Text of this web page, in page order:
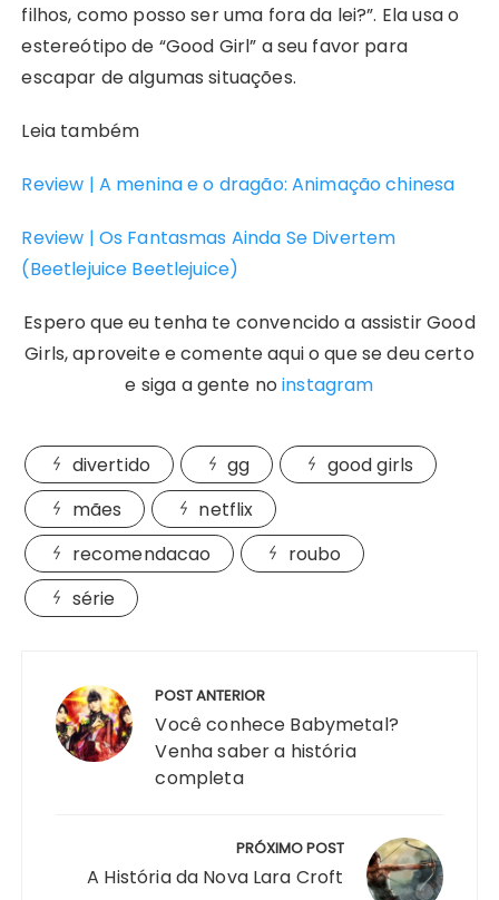
filhos, como posso ser uma fora da lei?”. Ela usa o
estereótipo de “Good Girl” a seu favor para
escapar de algumas situações.
Leia também
Review | A menina e o dragão: Animação chinesa
Review | Os Fantasmas Ainda Se Divertem
(Beetlejuice Beetlejuice)
Espero que eu tenha te convencido a assistir Good
Girls, aproveite e comente aqui o que se deu certo
e siga a gente noinstagram
divertido gg
good girls
mães
netflix
recomendacao
roubo
série
Post
POST ANTERIOR
Você conhece Babymetal?
Venha saber a história
completa
PRÓXIMO POST
A História da Nova Lara Croft